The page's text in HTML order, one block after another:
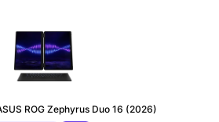
ROG Zephyrus Duo 16 (2026)